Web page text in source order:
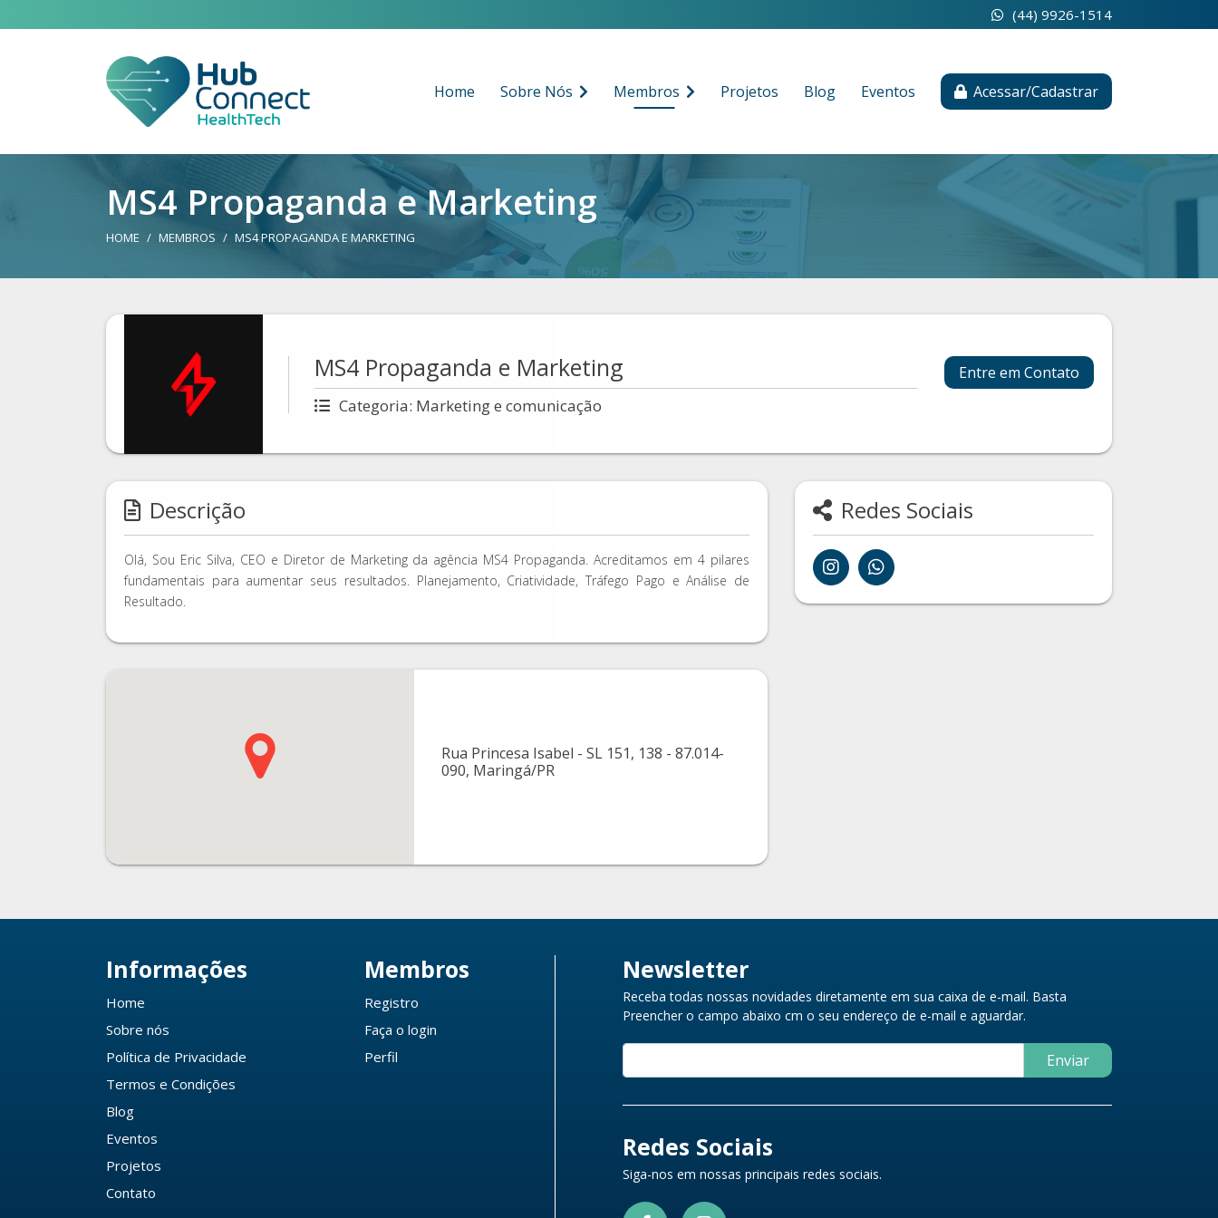
(44) 9926-1514
Home Sobre Nós Membros Projetos Blog Eventos Acessar/Cadastrar
MS4 Propaganda e Marketing
HOME MEMBROS MS4 PROPAGANDA E MARKETING
MS4 Propaganda e Marketing
Categoria: Marketing e comunicação
Entre em Contato
Descrição
Olá, Sou Eric Silva, CEO e Diretor de Marketing da agência MS4 Propaganda. Acreditamos em 4 pilares
fundamentais para aumentar seus resultados. Planejamento, Criatividade, Tráfego Pago e Análise de
Resultado.
Redes Sociais
Rua Princesa Isabel - SL 151, 138 - 87.014-
090, Maringá/PR
Informações
Home
Sobre nós
Política de Privacidade
Termos e Condições
Blog
Eventos
Projetos
Contato
Membros
Registro
Faça o login
Perfil
Newsletter
Receba todas nossas novidades diretamente em sua caixa de e-mail. Basta
Preencher o campo abaixo cm o seu endereço de e-mail e aguardar.
Enviar
Redes Sociais
Siga-nos em nossas principais redes sociais.